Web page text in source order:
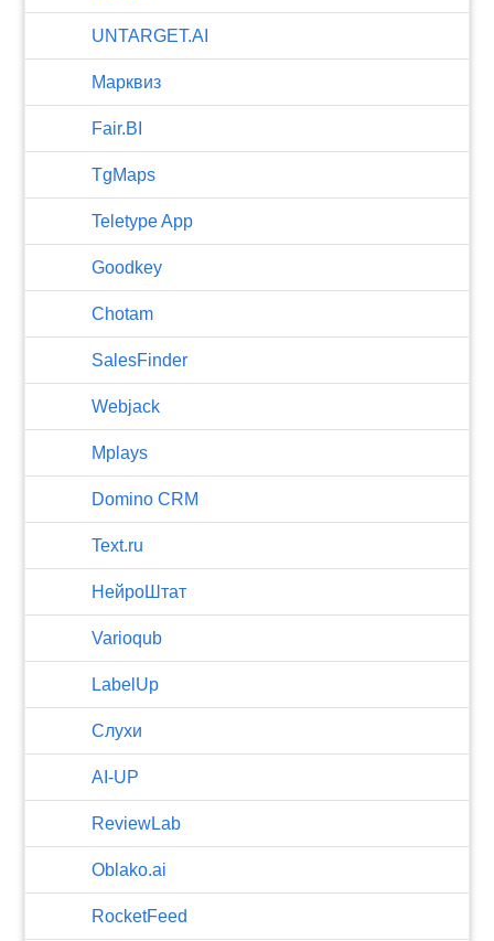
UNTARGET.AI
Марквиз
Fair.BI
TgMaps
Teletype App
Goodkey
Chotam
SalesFinder
Webjack
Mplays
Domino CRM
Text.ru
НейроШтат
Varioqub
LabelUp
Слухи
AI-UP
ReviewLab
Oblako.ai
RocketFeed